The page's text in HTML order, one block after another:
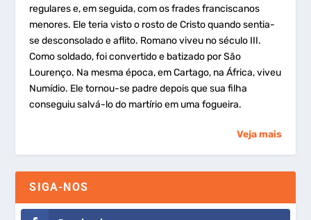
regulares e, em seguida, com os frades franciscanos
menores. Ele teria visto o rosto de Cristo quando sentia-
se desconsolado e aflito. Romano viveu no século III.
Como soldado, foi convertido e batizado por São
Lourenço. Na mesma época, em Cartago, na África, viveu
Numídio. Ele tornou-se padre depois que sua filha
conseguiu salvá-lo do martírio em uma fogueira.
Veja mais
SIGA-NOS